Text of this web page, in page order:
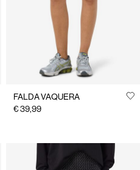
FALDA VAQUERA
€ 39,99